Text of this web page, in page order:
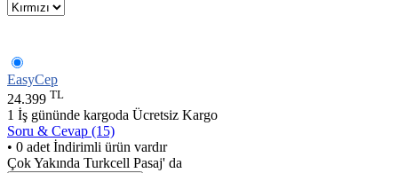
EasyCep
24.399 TL
1 İş gününde kargoda Ücretsiz Kargo
Soru & Cevap (15)
• 0 adet İndirimli ürün vardır
Çok Yakında Turkcell Pasaj' da